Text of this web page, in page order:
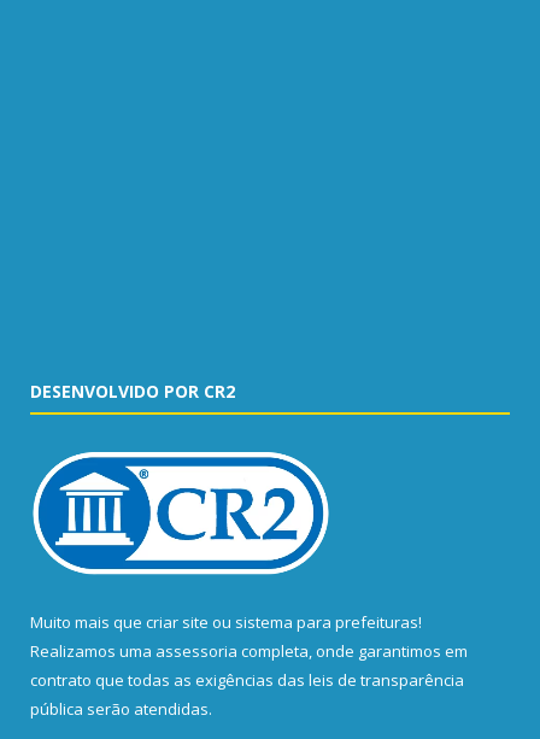
DESENVOLVIDO POR CR2
Muito mais que criar site ou sistema para prefeituras!
Realizamos uma assessoria completa, onde garantimos em
contrato que todas as exigências das leis de transparência
pública serão atendidas.